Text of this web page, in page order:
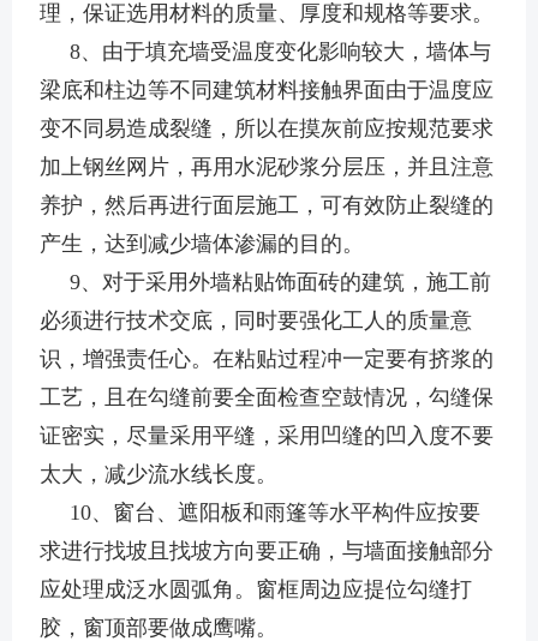
理，保证选用材料的质量、厚度和规格等要求。
8、由于填充墙受温度变化影响较大，墙体与
梁底和柱边等不同建筑材料接触界面由于温度应
变不同易造成裂缝，所以在摸灰前应按规范要求
加上钢丝网片，再用水泥砂浆分层压，并且注意
养护，然后再进行面层施工，可有效防止裂缝的
产生，达到减少墙体渗漏的目的。
9、对于采用外墙粘贴饰面砖的建筑，施工前
必须进行技术交底，同时要强化工人的质量意
识，增强责任心。在粘贴过程冲一定要有挤浆的
工艺，且在勾缝前要全面检查空鼓情况，勾缝保
证密实，尽量采用平缝，采用凹缝的凹入度不要
太大，减少流水线长度。
10、窗台、遮阳板和雨篷等水平构件应按要
求进行找坡且找坡方向要正确，与墙面接触部分
应处理成泛水圆弧角。窗框周边应提位勾缝打
胶，窗顶部要做成鹰嘴。